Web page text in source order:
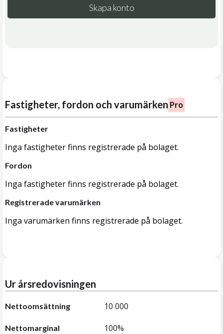
Skapa konto
Fastigheter, fordon och varumärken Pro
Fastigheter
Inga fastigheter finns registrerade på bolaget.
Fordon
Inga fastigheter finns registrerade på bolaget.
Registrerade varumärken
Inga varumärken finns registrerade på bolaget.
Ur årsredovisningen
Nettoomsättning 10 000
Nettomarginal 100%